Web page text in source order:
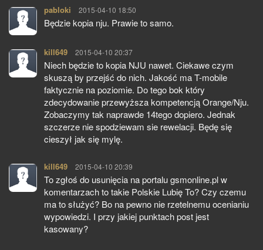
pabloki pisze:
2015-04-10 18:50
Będzie kopia nju. Prawie to samo.
kill649 pisze:
2015-04-10 20:37
Niech będzie to kopia NJU nawet. Ciekawe czym
skuszą by przejść do nich. Jakość ma T-mobile
faktycznie na poziomie. Do tego bok który
zdecydowanie przewyższa kompetencją Orange/Nju.
Zobaczymy tak naprawde 14tego dopiero. Jednak
szczerze nie spodziewam sie rewelacji. Będę się
cieszył jak się mylę.
kill649 pisze:
2015-04-10 20:39
To zgłoś do usunięcia na portalu gsmonline.pl w
komentarzach to takie Polskie Lubię To? Czy czemu
ma to służyć? Bo na pewno nie rzetelnemu ocenianiu
wypowiedzi. I przy jakiej punktach post jest
kasowany?